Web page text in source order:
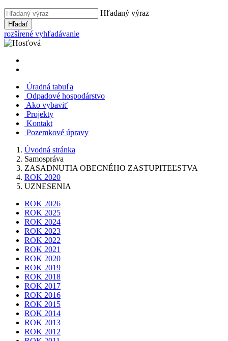
Hľadaný výraz
Hľadať
rozšírené vyhľadávanie
Úradná tabuľa
Odpadové hospodárstvo
Ako vybaviť
Projekty
Kontakt
Pozemkové úpravy
Úvodná stránka
Samospráva
ZASADNUTIA OBECNÉHO ZASTUPITEĽSTVA
ROK 2020
UZNESENIA
ROK 2026
ROK 2025
ROK 2024
ROK 2023
ROK 2022
ROK 2021
ROK 2020
ROK 2019
ROK 2018
ROK 2017
ROK 2016
ROK 2015
ROK 2014
ROK 2013
ROK 2012